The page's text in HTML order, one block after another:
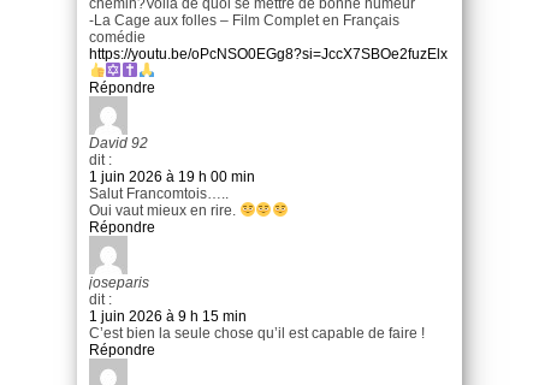
chemin?Voilá de quoi se mettre de bonne humeur
-La Cage aux folles – Film Complet en Français
comédie
https://youtu.be/oPcNSO0EGg8?si=JccX7SBOe2fuzElx
Répondre
David 92
dit :
1 juin 2026 à 19 h 00 min
Salut Francomtois…..
Oui vaut mieux en rire.
Répondre
joseparis
dit :
1 juin 2026 à 9 h 15 min
C’est bien la seule chose qu’il est capable de faire !
Répondre